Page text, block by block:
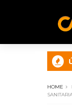
HOME